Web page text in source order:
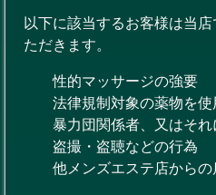
以下に該当するお客様は当
ただきます。
性的マッサージの強要
法律規制対象の薬物を
暴力団関係者、又はそ
盗撮・盗聴などの行為
他メンズエステ店から